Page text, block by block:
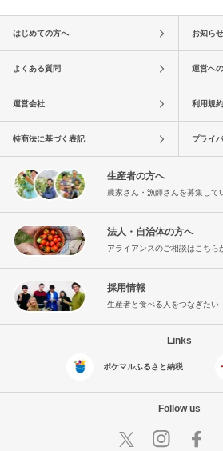
はじめての方へ お知らせ
よくある質問 運営へ
運営会社 利用規約
特商法に基づく表記 プライ
生産者の方へ
農家さん・漁師さんを募集して
法人・自治体の方へ
アライアンスのご相談はこちら
採用情報
生産者と食べる人をつなぎたい
Links
ポケマルふるさと納税
Follow us